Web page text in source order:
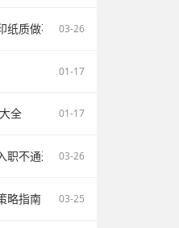
质做不了报告无痕PS修改和如
03-26
01-17
全 01-17
不通过为什么会让自己更被动
03-26
略指南 03-25